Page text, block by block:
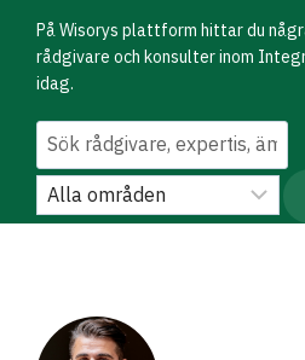
På Wisorys plattform hittar du
rådgivare och konsulter inom
idag.